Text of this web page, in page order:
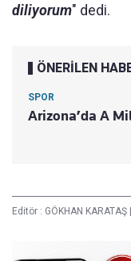
diliyorum" dedi.
ÖNERİLEN
SPOR
Arizona’da A
Editör : GÖKHAN KARATAŞ |